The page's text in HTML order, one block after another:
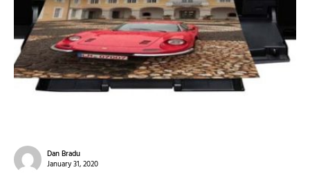
Dan Bradu
January 31, 2020